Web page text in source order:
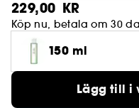
229,00 KR
Köp nu, betala om 30
150 ml
Lägg till i